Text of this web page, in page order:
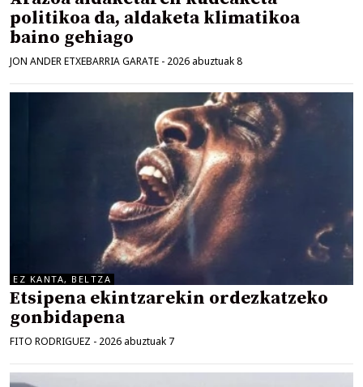
politikoa da, aldaketa klimatikoa
baino gehiago
JON ANDER ETXEBARRIA GARATE - 2026 abuztuak 8
EZ KANTA, BELTZA
Etsipena ekintzarekin ordezkatzeko
gonbidapena
FITO RODRIGUEZ - 2026 abuztuak 7